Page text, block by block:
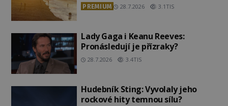
PREMIUM 28.7.2026 3.1TIS
Lady Gaga i Keanu Reeves:
Pronásledují je přízraky?
28.7.2026 3.4TIS
Hudebník Sting: Vyvolaly jeho
rockové hity temnou sílu?